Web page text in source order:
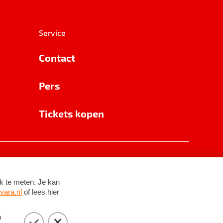
Service
Contact
Pers
Tickets kopen